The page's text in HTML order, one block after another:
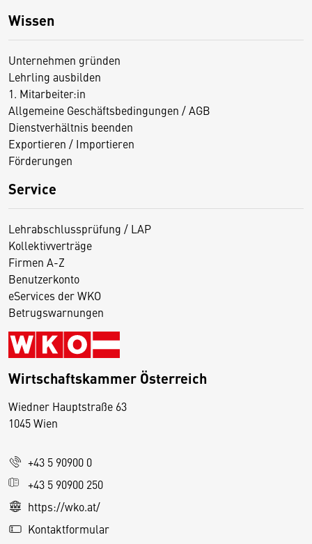
Wissen
Unternehmen gründen
Lehrling ausbilden
1. Mitarbeiter:in
Allgemeine Geschäftsbedingungen / AGB
Dienstverhältnis beenden
Exportieren / Importieren
Förderungen
Service
Lehrabschlussprüfung / LAP
Kollektivverträge
Firmen A-Z
Benutzerkonto
eServices der WKO
Betrugswarnungen
Wirtschaftskammer Österreich
Wiedner Hauptstraße 63
1045 Wien
+43 5 90900 0
+43 5 90900 250
https://wko.at/
Kontaktformular
D
s
e
S
e